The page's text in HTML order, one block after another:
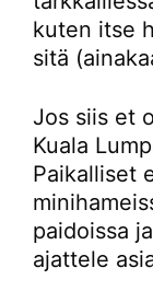
kuten itse
sitä
Jos siis et
Kuala
Paikalliset
paidoissa
ajattele